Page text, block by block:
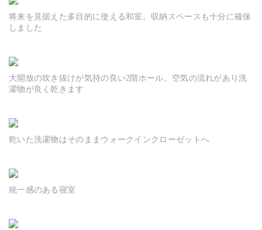
将来を見据えた多目的に使える和室。収納スペースも十分に確保
しました
大開放の吹き抜けが気持の良い2階ホール。空気の流れがあり洗
濯物が良く乾きます
乾いた洗濯物はそのままウォークインクローゼットへ
統一感のある寝室